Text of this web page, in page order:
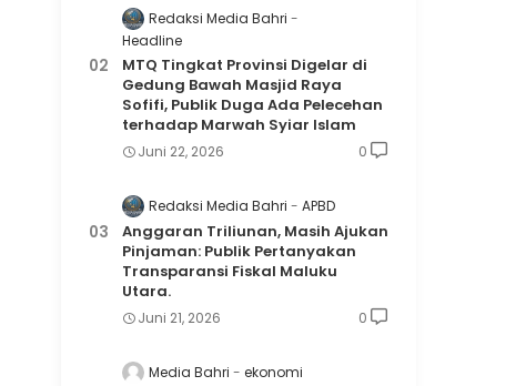
Redaksi Media Bahri
Headline
MTQ Tingkat Provinsi Digelar di
Gedung Bawah Masjid Raya
Sofifi, Publik Duga Ada Pelecehan
terhadap Marwah Syiar Islam
Juni 22, 2026 0
Redaksi Media Bahri APBD
Anggaran Triliunan, Masih Ajukan
Pinjaman: Publik Pertanyakan
Transparansi Fiskal Maluku
Utara.
Juni 21, 2026 0
Media Bahri ekonomi